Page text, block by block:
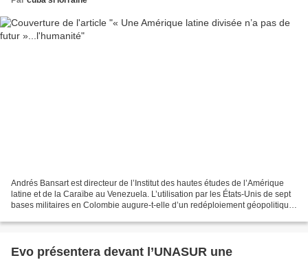
Andrés Bansart est directeur de l’Institut des hautes études de l’Amérique
latine et de la Caraïbe au Venezuela. L’utilisation par les États-Unis de sept
bases militaires en Colombie augure-t-elle d’un redéploiement géopolitique
Evo présentera devant l’UNASUR une